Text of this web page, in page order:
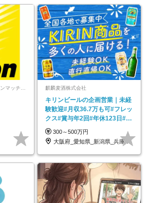
麒麟麦酒株式会社
キリンビールの企画営業｜未経
験歓迎#月収36.7万も可#フレッ
クス#賞与年2回#年休123日#完
全週休2日制
300～500万円
大阪府_愛知県_新潟県_兵庫県_福岡県